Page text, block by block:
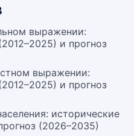
выражении:
и прогноз
выражении:
и прогноз
исторические
(2026–2035)